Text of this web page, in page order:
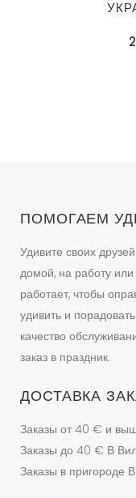
ПОМОГАЕМ
Удивите своих
домой, на работу
работает, чтобы
удивить и
качество
заказ в праздник.
ДОСТАВКА
Заказы от 40 € и
Заказы до 40 € В
Заказы в пригороде